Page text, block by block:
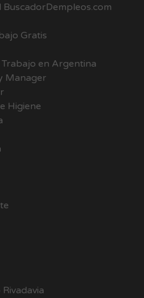
Gratis
Trabajo en Argentina
Manager
Higiene